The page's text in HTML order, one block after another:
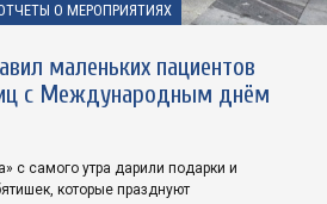
О МЕРОПРИЯТИЯХ
маленьких пациентов
с Международным днём
с самого утра дарили подарки и
которые празднуют